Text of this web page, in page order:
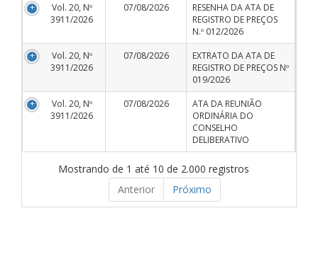
Vol. 20, Nº
3911/2026
07/08/2026
RESENHA DA ATA DE
REGISTRO DE PREÇOS
N.º 012/2026
Vol. 20, Nº
3911/2026
07/08/2026
EXTRATO DA ATA DE
REGISTRO DE PREÇOS Nº
019/2026
Vol. 20, Nº
3911/2026
07/08/2026
ATA DA REUNIÃO
ORDINÁRIA DO
CONSELHO
DELIBERATIVO
Mostrando de 1 até 10 de 2.000 registros
Anterior
Próximo